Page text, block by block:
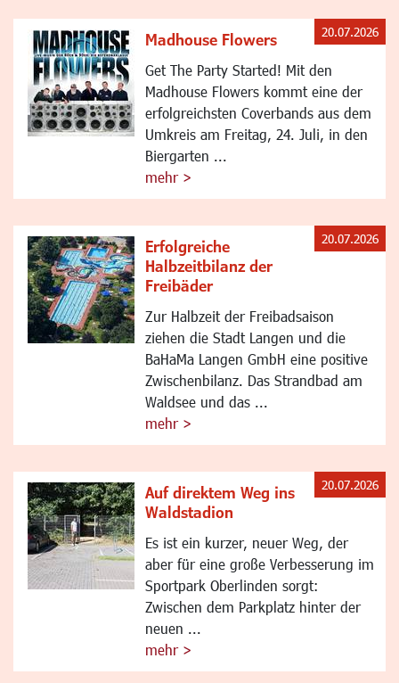
Madhouse Flowers
Get The Party Started! Mit den
Madhouse Flowers kommt eine der
erfolgreichsten Coverbands aus dem
Umkreis am Freitag, 24. Juli, in den
Biergarten ...
mehr >
20.07.2026
Erfolgreiche
Halbzeitbilanz der
Freibäder
Zur Halbzeit der Freibadsaison
ziehen die Stadt Langen und die
BaHaMa Langen GmbH eine positive
Zwischenbilanz. Das Strandbad am
Waldsee und das ...
mehr >
20.07.2026
Auf direktem Weg ins
Waldstadion
Es ist ein kurzer, neuer Weg, der
aber für eine große Verbesserung im
Sportpark Oberlinden sorgt:
Zwischen dem Parkplatz hinter der
neuen ...
mehr >
20.07.2026